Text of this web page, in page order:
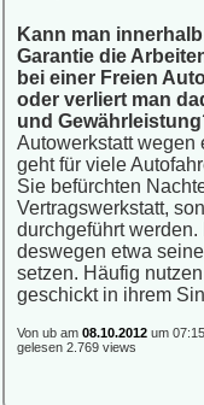
Kann man
Garantie die
bei einer Freien
oder verliert man
und
Autowerkstatt wegen
geht für viele
Sie befürchten
Vertragswerkstatt,
durchgeführt
deswegen etwa
setzen. Häufig
geschickt in ihrem
Von ub am 08.10.2012 um
gelesen 2.769 views